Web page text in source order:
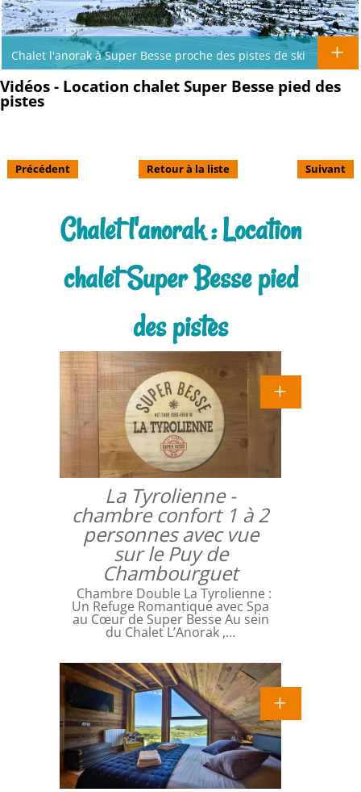
Chalet l'anorak à Super Besse proche des pistes de ski
Vidéos - Location chalet Super Besse pied des
pistes
Précédent Retour à la liste Suivant
Chalet l'anorak : Location
chalet Super Besse pied
des pistes
La Tyrolienne -
chambre confort 1 à 2
personnes avec vue
sur le Puy de
Chambourguet
Chambre Double La Tyrolienne :
Un Refuge Romantique avec Spa
au Cœur de Super Besse Au sein
du Chalet L’Anorak ,…